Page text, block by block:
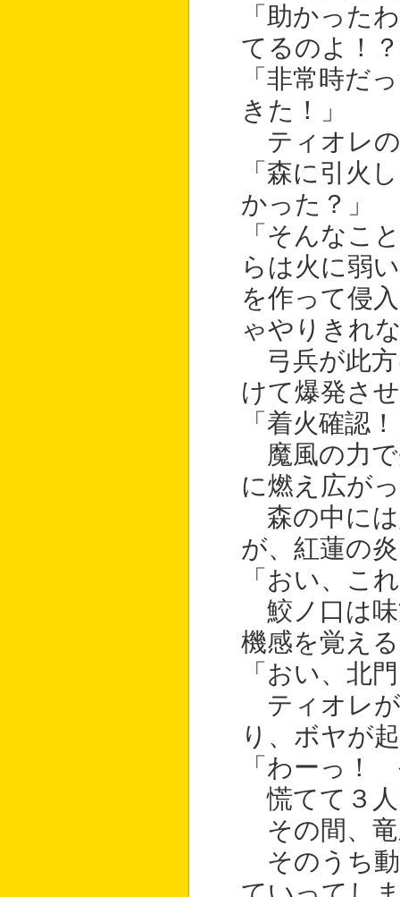
「助かった
てるのよ！
「非常時だ
きた！」
ティオレの
「森に引火
かった？」
「そんなこ
らは火に弱
を作って侵
ゃやりきれ
弓兵が此方
けて爆発さ
「着火確認
魔風の力で
に燃え広が
森の中には
が、紅蓮の
「おい、こ
鮫ノ口は味
機感を覚え
「おい、北
ティオレが
り、ボヤが
「わーっ！
慌てて３人
その間、竜
そのうち動